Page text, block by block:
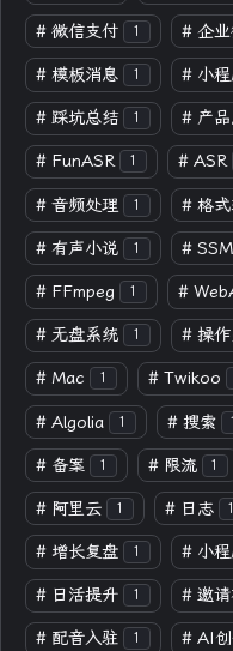
# 微信支付 1 # 企
# 模板消息 1 # 小
# 踩坑总结 1 # 产
# FunASR 1 # ASR
# 音频处理 1 # 格
# 有声小说 1 #
# FFmpeg 1 #
# 无盘系统 1 # 操
# Mac 1 # Twikoo
# Algolia 1 # 搜索 1
# 备案 1 # 限流 1
# 阿里云 1 # 日志 1
# 增长复盘 1 # 小
# 日活提升 1 # 邀
# 配音入驻 1 # AI